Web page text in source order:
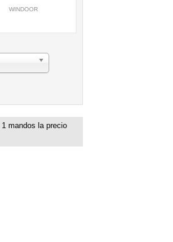
WINDOOR
1 mandos la precio